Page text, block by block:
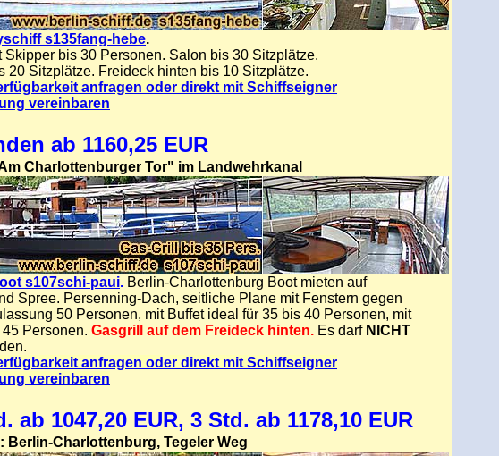
s135fang-hebe.
Skipper bis 30 Personen. Salon bis 30 Sitzplätze.
20 Sitzplätze. Freideck hinten bis 10 Sitzplätze.
anfragen oder direkt mit Schiffseigner
vereinbaren
ab 1160,25 EUR
Charlottenburger Tor" im Landwehrkanal
s107schi-paui. Berlin-Charlottenburg Boot mieten auf
Spree. Persenning-Dach, seitliche Plane mit Fenstern gegen
50 Personen, mit Buffet ideal für 35 bis 40 Personen, mit
Personen. Gasgrill auf dem Freideck hinten. Es darf NICHT
anfragen oder direkt mit Schiffseigner
vereinbaren
ab 1047,20 EUR, 3 Std. ab 1178,10 EUR
Berlin-Charlottenburg, Tegeler Weg